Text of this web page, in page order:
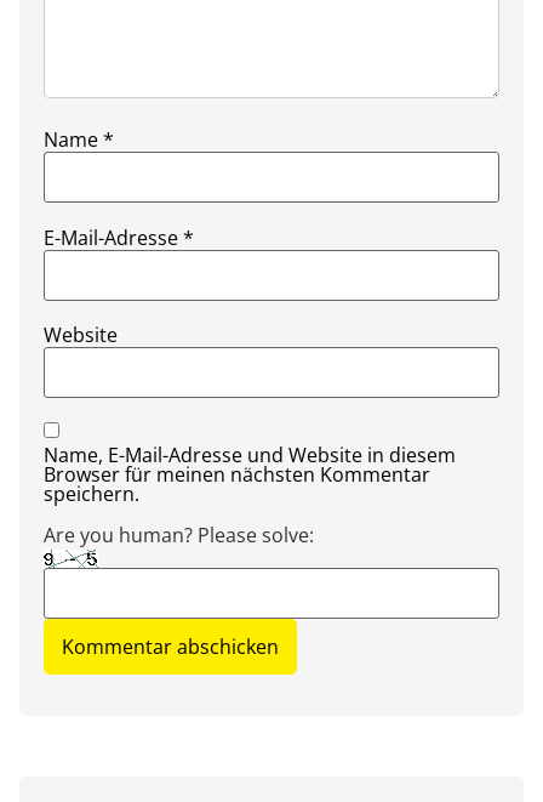
Name*
E-Mail-Adresse*
Website
Name, E-Mail-Adresse und Website in diesem
Browser für meinen nächsten Kommentar
speichern.
Are you human? Please solve: